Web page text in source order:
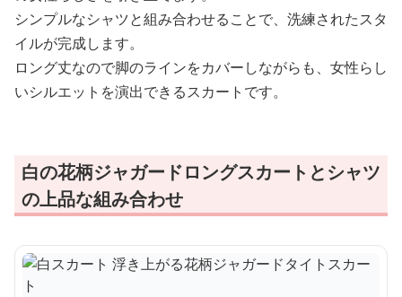
シンプルなシャツと組み合わせることで、洗練されたスタ
イルが完成します。
ロング丈なので脚のラインをカバーしながらも、女性らし
いシルエットを演出できるスカートです。
白の花柄ジャガードロングスカートとシャツ
の上品な組み合わせ